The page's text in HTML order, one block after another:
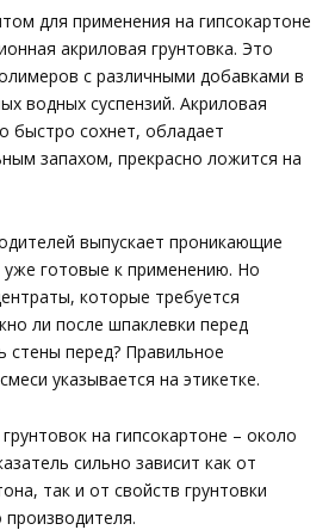
для применения на гипсокартоне
акриловая грунтовка. Это
с различными добавками в
водных суспензий. Акриловая
быстро сохнет, обладает
запахом, прекрасно ложится на
выпускает проникающие
уже готовые к применению. Но
которые требуется
ли после шпаклевки перед
стены перед? Правильное
указывается на этикетке.
на гипсокартоне – около
сильно зависит как от
так и от свойств грунтовки